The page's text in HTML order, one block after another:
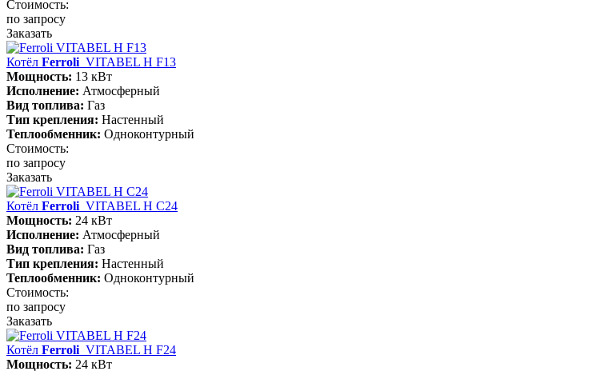
Стоимость:
по запросу
Заказать
Котёл Ferroli VITABEL H F13
Мощность: 13 кВт
Исполнение: Атмосферный
Вид топлива: Газ
Тип крепления: Настенный
Теплообменник: Одноконтурный
Стоимость:
по запросу
Заказать
Котёл Ferroli VITABEL H С24
Мощность: 24 кВт
Исполнение: Атмосферный
Вид топлива: Газ
Тип крепления: Настенный
Теплообменник: Одноконтурный
Стоимость:
по запросу
Заказать
Котёл Ferroli VITABEL H F24
Мощность: 24 кВт